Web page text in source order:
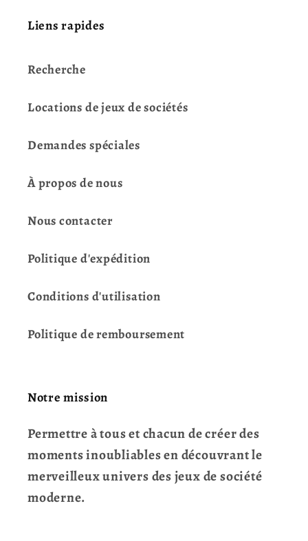
Liens rapides
Recherche
Locations de jeux de sociétés
Demandes spéciales
À propos de nous
Nous contacter
Politique d'expédition
Conditions d'utilisation
Politique de remboursement
Notre mission
Permettre à tous et chacun de créer des
moments inoubliables en découvrant le
merveilleux univers des jeux de société
moderne.